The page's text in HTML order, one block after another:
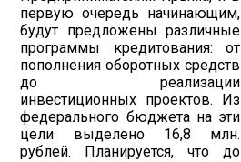
первую очередь начинающим,
будут предложены различные
программы кредитования: от
пополнения оборотных средств
до реализации
инвестиционных проектов. Из
федерального бюджета на эти
цели выделено 16,8 млн.
рублей. Планируется, что до